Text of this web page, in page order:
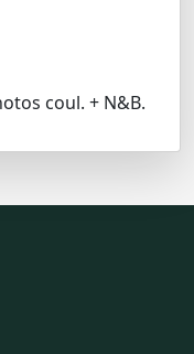
coul. + N&B.